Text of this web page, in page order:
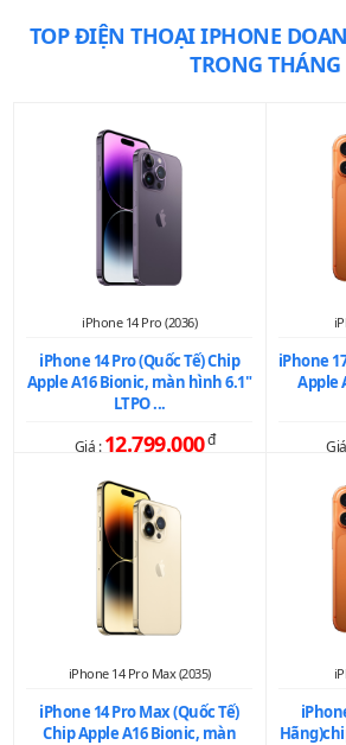
TOP ĐIỆN THOẠI IPHONE
TRONG THÁNG
iPhone 14 Pro (2036)
iPhone 14 Pro (Quốc Tế) Chip
Apple A16 Bionic, màn hình 6.1"
LTPO ...
Giá :12.799.000đ
iPhone
Apple
iPhone 14 Pro Max (2035)
iPhone 14 Pro Max (Quốc Tế)
Chip Apple A16 Bionic, màn